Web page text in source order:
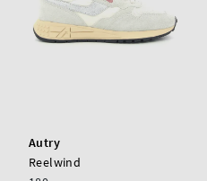
Autry
Reelwind